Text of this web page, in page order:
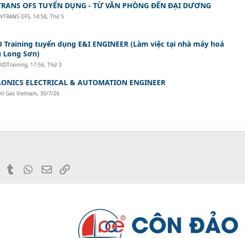
OFS TUYỂN DỤNG - TỪ VĂN PHÒNG ĐẾN ĐẠI DƯƠNG
OFS, 14:58, Thứ 5
Training tuyển dụng E&I ENGINEER (Làm việc tại nhà máy hoá
Long Sơn)
, 17:56, Thứ 3
ELECTRICAL & AUTOMATION ENGINEER
Gas Vietnam,30/7/26
PinterestTumblrWhatsApp
Email